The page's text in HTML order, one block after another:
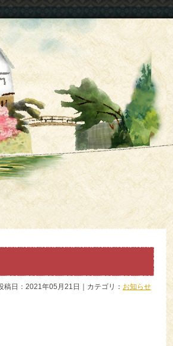
稿日：2021年05月21日｜カテゴリ： お知らせ